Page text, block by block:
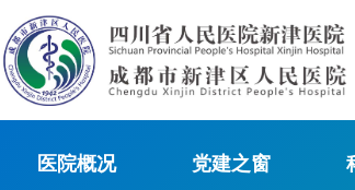
医院概况 党建之窗